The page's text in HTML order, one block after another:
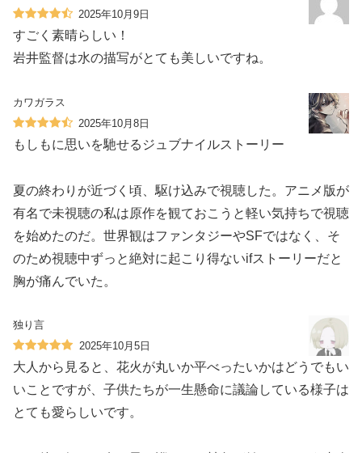
2025年10月9日
すごく素晴らしい！
岩井監督は水の描写がとても美しいですね。
カワガラス
2025年10月8日
もしもに思いを馳せるジュブナイルストーリー
夏の終わりが近づく頃、駆け込みで視聴した。アニメ版が
有名で未視聴の私は原作を観ておこうと軽い気持ちで視聴
を始めたのだ。世界観はファンタジーやSFではなく、そ
のため視聴中ずっと絶対に起こり得ないifストーリーだと
胸が痛んでいた。
独り言
2025年10月5日
大人から見ると、花火が丸いか平べったいかはどうでもい
いことですが、子供たちが一生懸命に議論している様子は
とても愛らしいです。